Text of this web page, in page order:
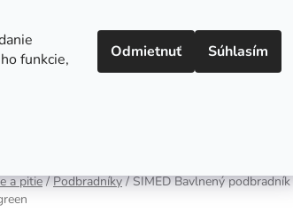
funkcie,
Odmietnuť Súhlasím
a pitie / Podbradníky / SIMED Bavlnený